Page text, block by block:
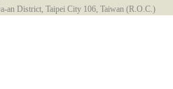
an District, Taipei City 106, Taiwan (R.O.C.)